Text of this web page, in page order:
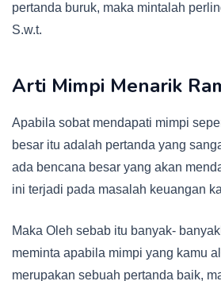
pertanda buruk, maka mintalah
S.w.t.
Arti Mimpi Menarik
Apabila sobat mendapati mimpi
besar itu adalah pertanda yang
ada bencana besar yang akan
ini terjadi pada masalah keuangan
Maka Oleh sebab itu banyak-
meminta apabila mimpi yang kamu
merupakan sebuah pertanda baik,